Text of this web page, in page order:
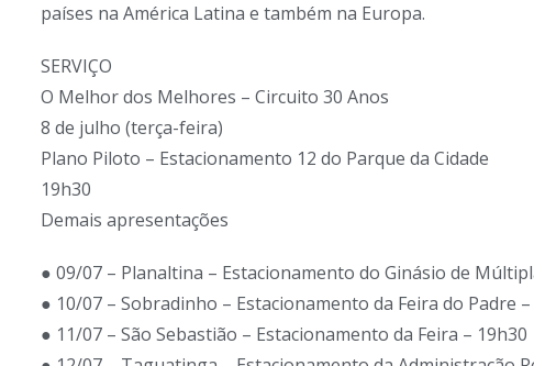
países na América Latina e também na Europa.
SERVIÇO
O Melhor dos Melhores – Circuito 30 Anos
8 de julho (terça-feira)
Plano Piloto – Estacionamento 12 do Parque da Cidade
19h30
Demais apresentações
● 09/07 – Planaltina – Estacionamento do Ginásio de
● 10/07 – Sobradinho – Estacionamento da Feira do Padre
● 11/07 – São Sebastião – Estacionamento da Feira – 19h30